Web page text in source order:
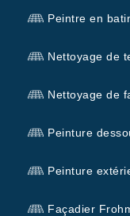
Peintre en
Nettoyage de
Nettoyage de
Peinture
Peinture
Façadier